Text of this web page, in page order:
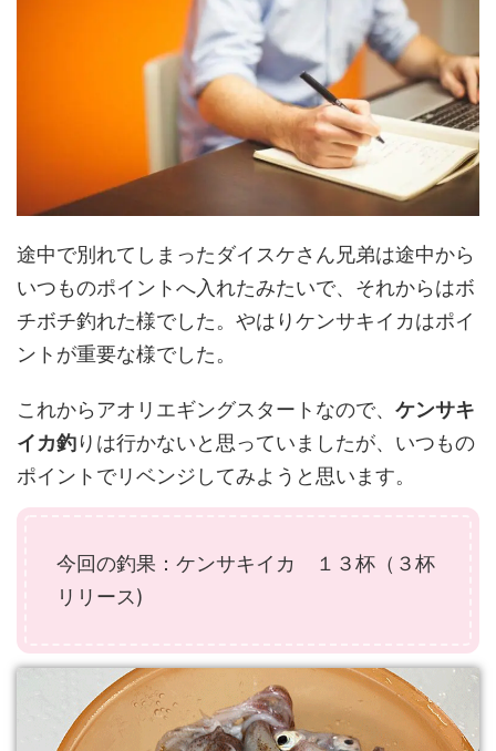
途中で別れてしまったダイスケさん兄弟は途中から
いつものポイントへ入れたみたいで、それからはボ
チボチ釣れた様でした。やはりケンサキイカはポイ
ントが重要な様でした。
これからアオリエギングスタートなので、 ケンサキ
イカ釣りは行かないと思っていましたが、いつもの
ポイントでリベンジしてみようと思います。
今回の釣果：ケンサキイカ １３杯（３杯
リリース)